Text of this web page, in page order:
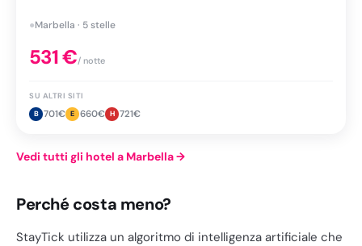
●Marbella · 5 stelle
531€/ notte
SU ALTRI SITI
B 701€ E 660€ H 721€
Vedi tutti gli hotel a Marbella→
Perché costa meno?
StayTick utilizza un algoritmo di intelligenza artificiale che